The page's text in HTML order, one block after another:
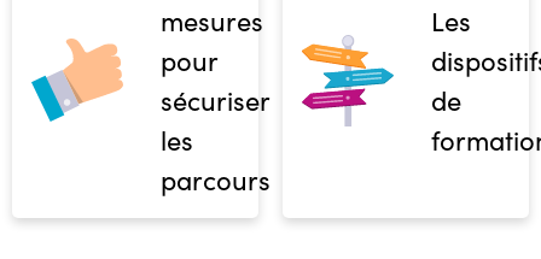
mesures
pour
sécuriser
les
parcours
Les
de